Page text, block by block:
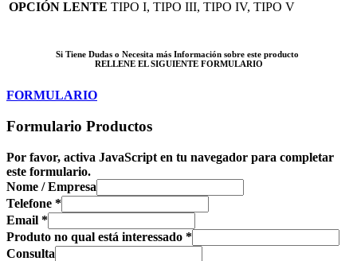
OPCIÓN LENTE TIPO I, TIPO III, TIPO IV, TIPO V
Si Tiene Dudas o Necesita más Información sobre este producto
RELLENE EL SIGUIENTE FORMULARIO
FORMULARIO
Formulario Productos
Por favor, activa JavaScript en tu navegador para completar
este formulario.
Nome / Empresa
Telefone *
Email *
Produto no qual está interessado *
Consulta